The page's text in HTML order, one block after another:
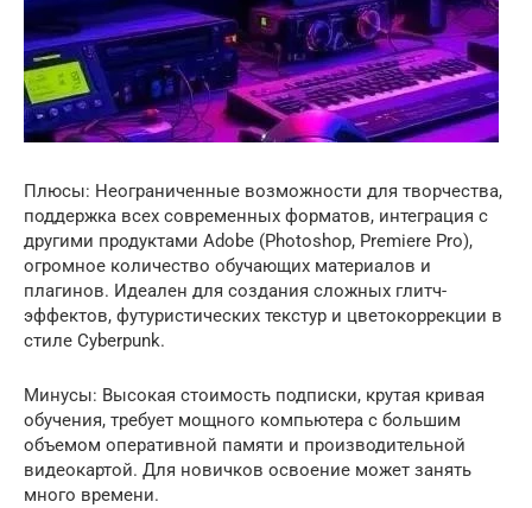
Плюсы: Неограниченные возможности для творчества,
поддержка всех современных форматов, интеграция с
другими продуктами Adobe (Photoshop, Premiere Pro),
огромное количество обучающих материалов и
плагинов. Идеален для создания сложных глитч-
эффектов, футуристических текстур и цветокоррекции в
стиле Cyberpunk.
Минусы: Высокая стоимость подписки, крутая кривая
обучения, требует мощного компьютера с большим
объемом оперативной памяти и производительной
видеокартой. Для новичков освоение может занять
много времени.